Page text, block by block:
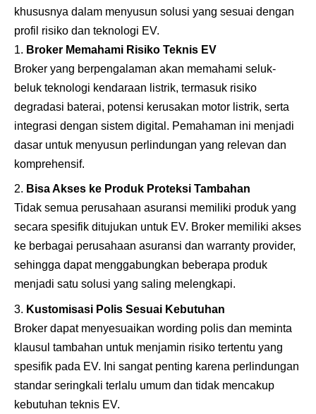
khususnya dalam menyusun solusi yang sesuai dengan
profil risiko dan teknologi EV.
Broker Memahami Risiko Teknis EV
Broker yang berpengalaman akan memahami seluk-
beluk teknologi kendaraan listrik, termasuk risiko
degradasi baterai, potensi kerusakan motor listrik, serta
integrasi dengan sistem digital. Pemahaman ini menjadi
dasar untuk menyusun perlindungan yang relevan dan
komprehensif.
Bisa Akses ke Produk Proteksi Tambahan
Tidak semua perusahaan asuransi memiliki produk yang
secara spesifik ditujukan untuk EV. Broker memiliki akses
ke berbagai perusahaan asuransi dan warranty provider,
sehingga dapat menggabungkan beberapa produk
menjadi satu solusi yang saling melengkapi.
Kustomisasi Polis Sesuai Kebutuhan
Broker dapat menyesuaikan wording polis dan meminta
klausul tambahan untuk menjamin risiko tertentu yang
spesifik pada EV. Ini sangat penting karena perlindungan
standar seringkali terlalu umum dan tidak mencakup
kebutuhan teknis EV.